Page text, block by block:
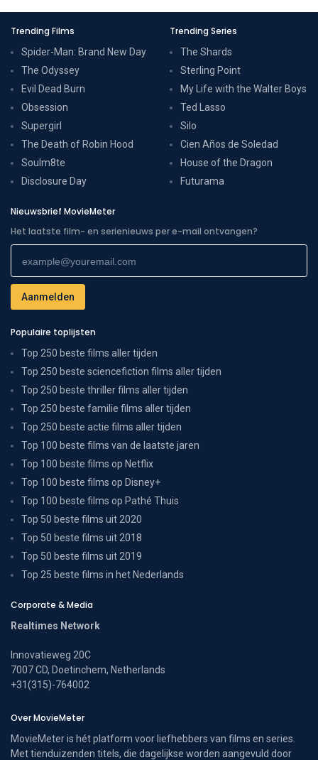
Trending Films
Spider-Man: Brand New Day
The Odyssey
Evil Dead Burn
Obsession
Supergirl
The Death of Robin Hood
Soulm8te
Disclosure Day
Trending Series
The Shards
Sterling Point
My Life with the Walter Boys
Ted Lasso
Silo
Cien Años de Soledad
House of the Dragon
Futurama
Nieuwsbrief MovieMeter
Het laatste film- en serienieuws per e-mail ontvangen?
Populaire toplijsten
Top 250 beste films aller tijden
Top 250 beste sciencefiction films aller tijden
Top 250 beste thriller films aller tijden
Top 250 beste familie films aller tijden
Top 250 beste actie films aller tijden
Top 100 beste films van de laatste jaren
Top 100 beste films op Netflix
Top 100 beste films op Disney+
Top 100 beste films op Pathé Thuis
Top 50 beste films uit 2020
Top 50 beste films uit 2018
Top 50 beste films uit 2019
Top 25 beste films in het Nederlands
Corporate & Media
Realtimes Network
Innovatieweg 20C
7007 CD, Doetinchem, Netherlands
+31(315)-764002
Over MovieMeter
MovieMeter is hét platform voor liefhebbers van films en series.
Met tienduizenden titels, die dagelijkse worden aangevuld door